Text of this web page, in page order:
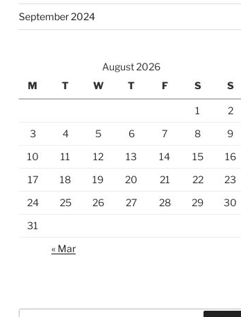
September 2024
August 2026
M
T W T F S S
1
2
3
4 5 6 7 8
9
10
11 12 13 14 15
16
17
18 19 20 21 22
23
24
25 26 27 28 29
30
31
« Mar